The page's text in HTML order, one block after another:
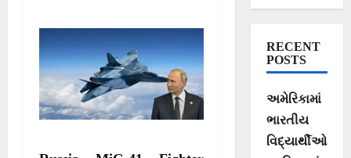
RECENT
POSTS
અમેરિકામાં
ભારતીય
વિદ્યાર્થીઓ